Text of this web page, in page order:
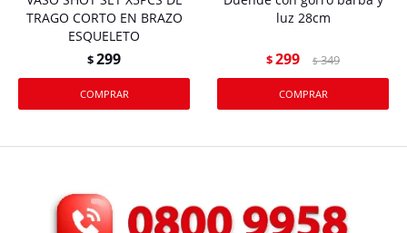
TRAGO CORTO EN BRAZO
ESQUELETO
$299
luz 28cm
$299 $ 349